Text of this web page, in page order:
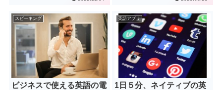
するか、ご存じでしょうか？ こ
の記事では、英語でのセミコロ
ンの使い方やルール、コロンと
の...
があります。この型を理解し読
み進めることで効率よく長文読
解を行えます。今回は長文読解
のコツと、無料で行える学習方
法を紹介します。
スピーキング
ビジネスで使える英語の電
英語アプリ
1日５分、ネイティブの英